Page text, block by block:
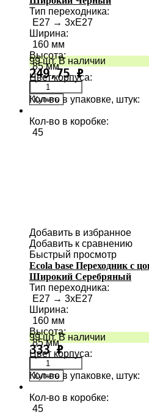
Тип переходника:
E27 → 3хE27
Ширина:
160 мм
Высота:
85 мм
Цвет корпуса:
Кол-во в упаковке, штук:
Кол-во в коробке:
45
99 шт. В наличии
249,75₽
Купить
Добавить в избранное
Добавить к сравнению
Быстрый просмотр
Ecola base Переходник с
Широкий Серебряный
Тип переходника:
E27 → 3хE27
Ширина:
160 мм
Высота:
85 мм
Цвет корпуса:
Кол-во в упаковке, штук:
Кол-во в коробке:
45
99 шт. В наличии
333₽
Купить